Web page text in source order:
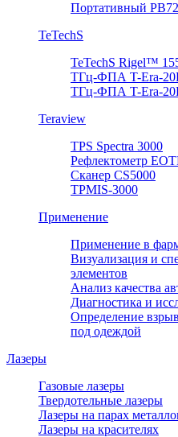
Портативный
TeTechS
TeTechS Rigel™
ТГц-ФПА T-Era-
ТГц-ФПА T-Era-
Teraview
TPS Spectra 3000
Рефлектометр
Сканер CS5000
TPMIS-3000
Применение
Применение в
Визуализация и
элементов
Анализ качества
Диагностика и
Определение
под одеждой
Лазеры
Газовые лазеры
Твердотельные лазеры
Лазеры на парах
Лазеры на красителях